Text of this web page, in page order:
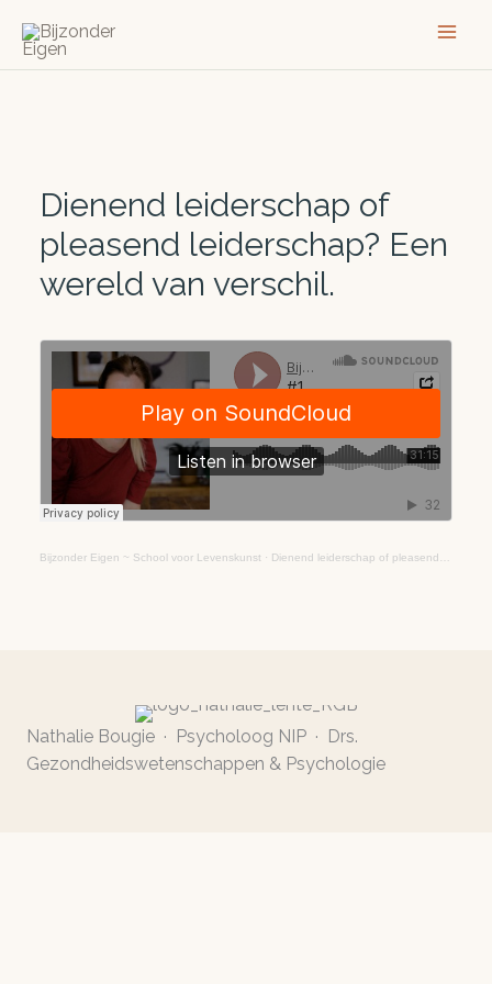
naar
de
Dienend leiderschap of
pleasend leiderschap? Een
wereld van verschil.
Bijzonder Eigen ~ School voor Levenskunst · Dienend leiderschap of pleasend leiderschap? Een wereld van verschil!
Nathalie Bougie · Psycholoog NIP · Drs.
Gezondheidswetenschappen & Psychologie